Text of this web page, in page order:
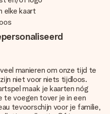
elke kaart
manieren om onze tijd te
niet voor niets tijdloos.
maak je kaarten nóg
te voegen tover je in een
tevoorschijn voor je familie,